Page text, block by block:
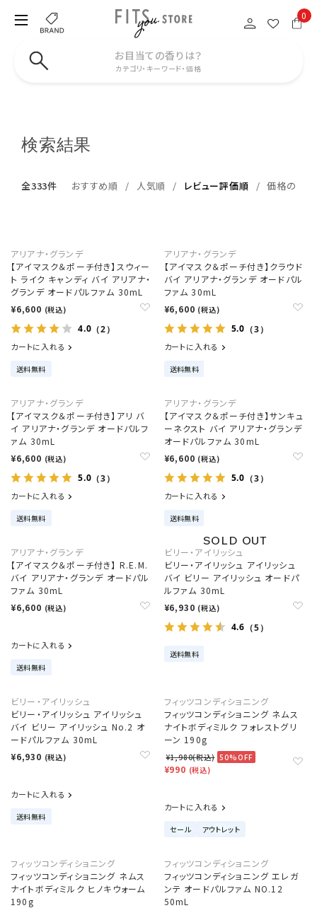
0
お目当ての香りは？
カテゴリ・キーワード・価格
検索結果
全333件 おすすめ順 人気順 レビュー評価順 価格の安
アリアナ・グランデ
【アイマスク＆ポーチ付き】スウィー
ト ライク キャンディ バイ アリアナ・
グランデ オードパルファム 30mL
¥6,600 (税込)
4.0 （2）
カートに入れる
送料無料
アリアナ・グランデ
【アイマスク＆ポーチ付き】クラウド
バイ アリアナ・グランデ オードパル
ファム 30mL
¥6,600 (税込)
5.0 （3）
カートに入れる
送料無料
アリアナ・グランデ
【アイマスク＆ポーチ付き】アリ バ
イ アリアナ・グランデ オードパルフ
ァム 30mL
¥6,600 (税込)
5.0 （3）
カートに入れる
送料無料
アリアナ・グランデ
【アイマスク＆ポーチ付き】サンキュ
ーネクスト バイ アリアナ・グランデ
オードパルファム 30mL
¥6,600 (税込)
5.0 （3）
カートに入れる
送料無料
アリアナ・グランデ
【アイマスク＆ポーチ付き】 R.E.M.
バイ アリアナ・グランデ オードパル
ファム 30mL
¥6,600 (税込)
カートに入れる
送料無料
ビリー・アイリッシュ
ビリー・アイリッシュ アイリッシュ
バイ ビリー アイリッシュ オードパ
ルファム 30mL
¥6,930 (税込)
4.6 （5）
送料無料
ビリー・アイリッシュ
ビリー・アイリッシュ アイリッシュ
バイ ビリー アイリッシュ No.2 オ
ードパルファム 30mL
¥6,930 (税込)
カートに入れる
送料無料
フィッツコンディショニング
フィッツコンディショニング ネムス
ナイトボディミルク フォレストグリ
ーン 190g
¥1,980(税込) 50%OFF
¥990 (税込)
カートに入れる
セール アウトレット
フィッツコンディショニング
フィッツコンディショニング ネムス
ナイトボディミルク ヒノキウォーム
190g
フィッツコンディショニング
フィッツコンディショニング エレガ
ンテ オードパルファム NO.12
50mL